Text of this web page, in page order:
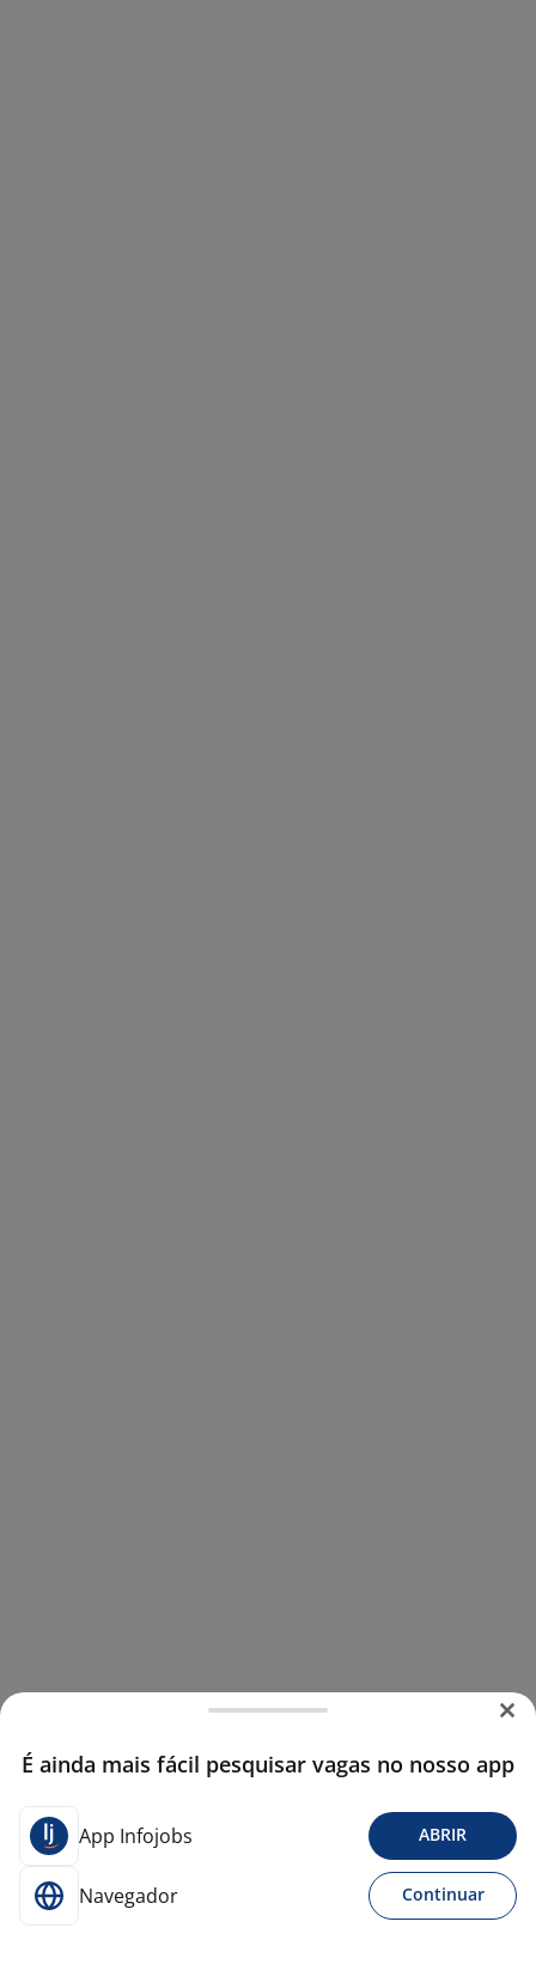
É ainda mais fácil pesquisar vagas no nosso app
App Infojobs ABRIR
Navegador Continuar